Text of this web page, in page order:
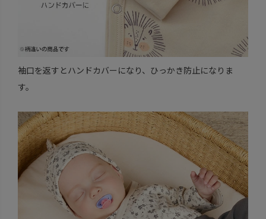
袖口を返すとハンドカバーになり、ひっかき防止になりま
す。